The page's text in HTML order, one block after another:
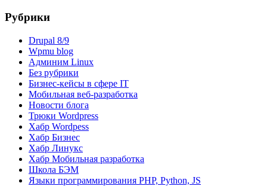
Рубрики
Drupal 8/9
Wpmu blog
Админим Linux
Без рубрики
Бизнес-кейсы в сфере IT
Мобильная веб-разработка
Новости блога
Трюки Wordpress
Хабр Wordpess
Хабр Бизнес
Хабр Линукс
Хабр Мобильная разработка
Школа БЭМ
Языки программирования PHP, Python, JS